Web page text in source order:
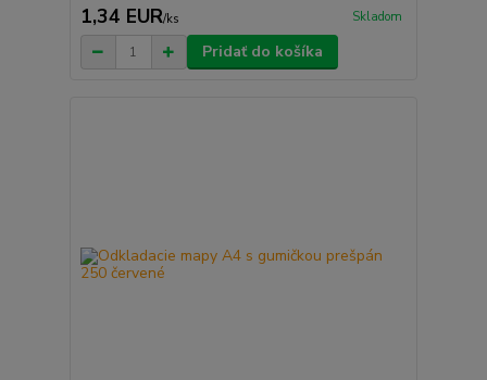
1,34 EUR/ks Skladom
Pridať do košíka